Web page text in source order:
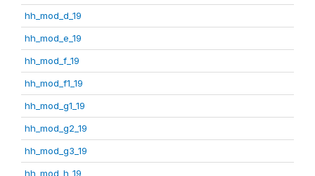
hh_mod_d_19
hh_mod_e_19
hh_mod_f_19
hh_mod_f1_19
hh_mod_g1_19
hh_mod_g2_19
hh_mod_g3_19
hh_mod_h_19